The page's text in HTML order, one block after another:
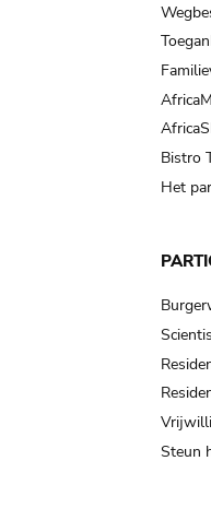
Bistro
Het
Steun